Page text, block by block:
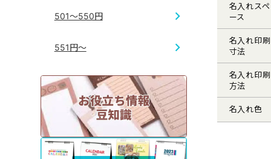
名入れスペ
ース
名入れ印刷
寸法
名入れ印刷
方法
名入れ色
501～550円
551円～